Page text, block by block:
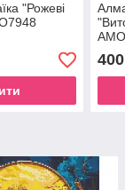
"Рожеві
400